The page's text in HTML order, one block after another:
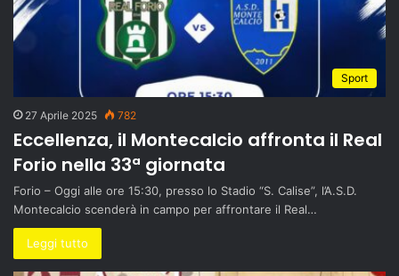
Sport
27 Aprile 2025 782
Eccellenza, il Montecalcio affronta il Real
Forio nella 33ª giornata
Forio – Oggi alle ore 15:30, presso lo Stadio “S. Calise”, l’A.S.D.
Montecalcio scenderà in campo per affrontare il Real…
Leggi tutto